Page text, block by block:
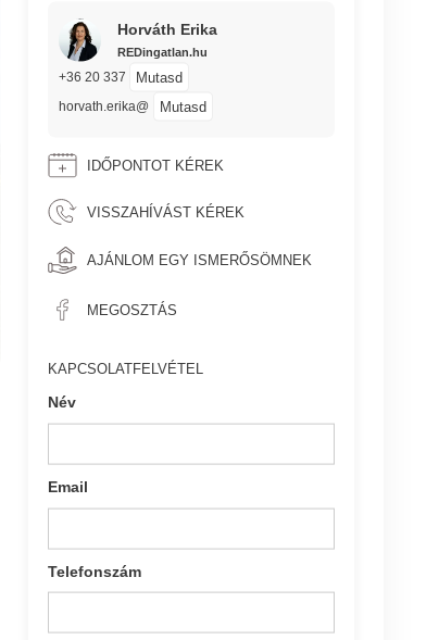
Horváth Erika
REDingatlan.hu
+36 20 337 Mutasd
horvath.erika@ Mutasd
IDŐPONTOT KÉREK
VISSZAHÍVÁST KÉREK
AJÁNLOM EGY ISMERŐSÖMNEK
MEGOSZTÁS
KAPCSOLATFELVÉTEL
Név
Email
Telefonszám